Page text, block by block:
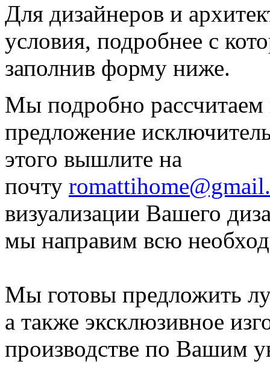
Для дизайнеров и
условия, подробнее с
заполнив форму ниже.
Мы подробно рассчитаем
предложение
этого вышлите на
почту
визуализации Вашего
мы направим всю
Мы готовы предложить
а также эксклюзивное
производстве по Вашим